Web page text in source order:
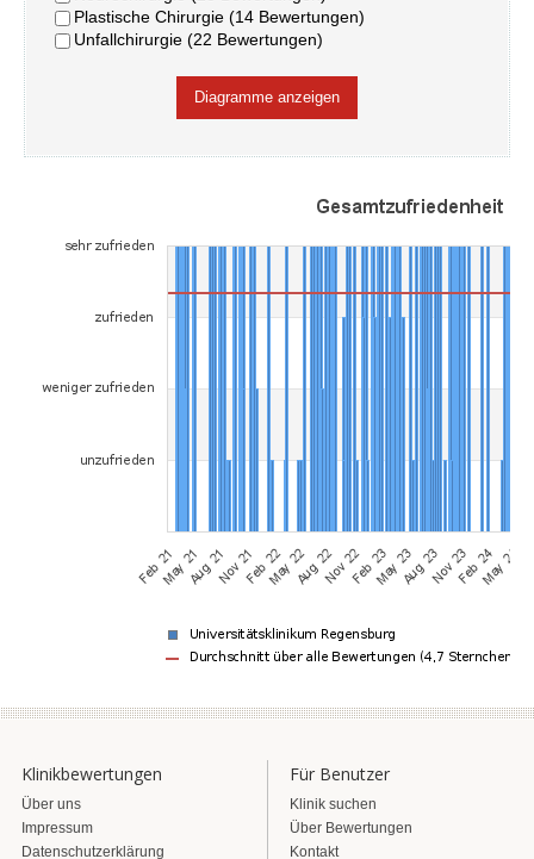
Plastische Chirurgie (14 Bewertungen)
Unfallchirurgie (22 Bewertungen)
Klinikbewertungen
Über uns
Impressum
Datenschutzerklärung
Für Benutzer
Klinik suchen
Über Bewertungen
Kontakt